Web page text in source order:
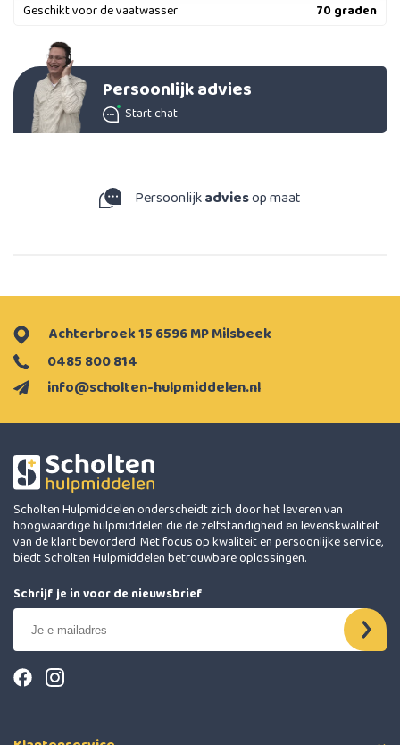
Geschikt voor de vaatwasser
70 graden
Persoonlijk advies
Start chat
Persoonlijkadviesop maat
info@scholten-hulpmiddelen.nl
0485 800 814
Achterbroek 15 6596 MP Milsbeek
Scholten Hulpmiddelen onderscheidt zich door het leveren van
hoogwaardige hulpmiddelen die de zelfstandigheid en levenskwaliteit
van de klant bevorderd. Met focus op kwaliteit en persoonlijke service,
biedt Scholten Hulpmiddelen betrouwbare oplossingen.
Schrijf je in voor de nieuwsbrief